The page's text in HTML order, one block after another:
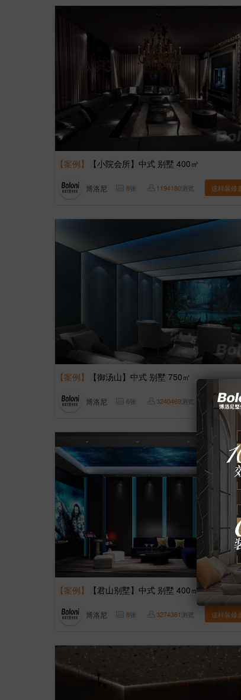
【案例】 【小院会所】中式 别墅 400㎡
博洛尼 8张 1194180浏览 这样装修
【案例】 【御汤山】中式 别墅 750㎡
博洛尼 6张 3240469浏览 这样装修
【案例】 【君山别墅】中式 别墅 400㎡
博洛尼 8张 3274361浏览 这样装修